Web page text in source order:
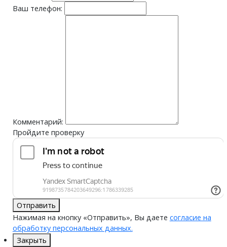
Ваш телефон:
Комментарий:
Пройдите проверку
Отправить
Нажимая на кнопку «Отправить», Вы даете согласие на
обработку персональных данных.
Закрыть